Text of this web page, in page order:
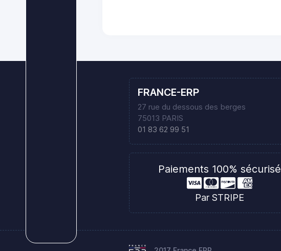
FRANCE-ERP
27 rue du dessous des berges
75013 PARIS
01 83 62 99 51
Paiements 100% sécurisé
Par STRIPE